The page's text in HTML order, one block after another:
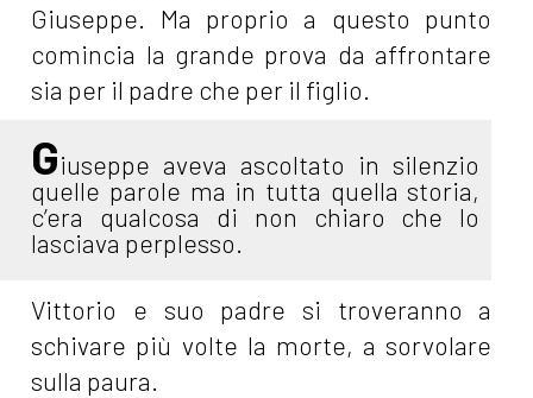
Giuseppe. Ma proprio a questo punto
comincia la grande prova da affrontare
sia per il padre che per il figlio.
Giuseppe aveva ascoltato in silenzio
quelle parole ma in tutta quella storia,
c’era qualcosa di non chiaro che lo
lasciava perplesso.
Vittorio e suo padre si troveranno a
schivare più volte la morte, a sorvolare
sulla paura.